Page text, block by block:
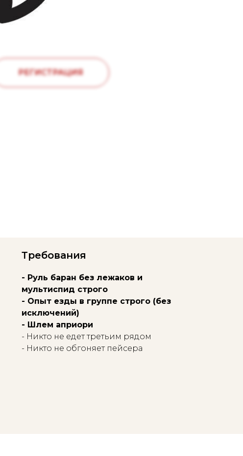
РЕГИСТРАЦИЯ
Требования
- Руль баран без лежаков и
мультиспид строго
- Опыт езды в группе строго (без
исключений)
- Шлем априори
- Никто не едет третьим рядом
- Никто не обгоняет пейсера